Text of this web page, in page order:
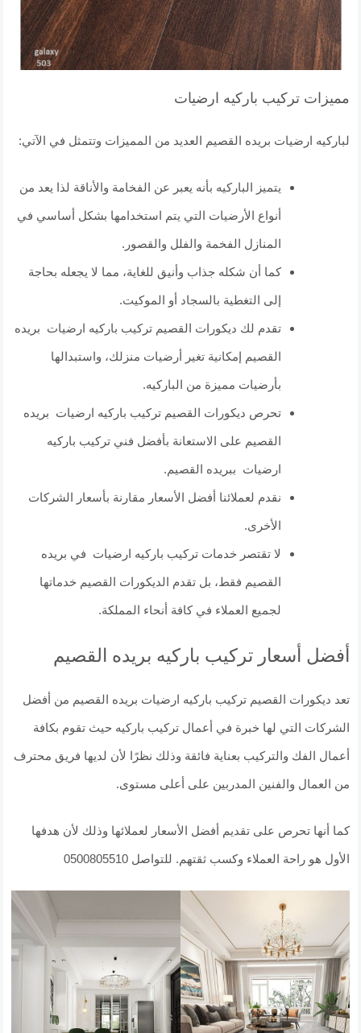
مميزات تركيب باركيه ارضيات
لباركيه ارضيات بريده القصيم العديد من المميزات وتتمثل في الآتي:
يتميز الباركيه بأنه يعبر عن الفخامة والأناقة لذا يعد من
أنواع الأرضيات التي يتم استخدامها بشكل أساسي في
المنازل الفخمة والفلل والقصور.
كما أن شكله جذاب وأنيق للغاية، مما لا يجعله بحاجة
إلى التغطية بالسجاد أو الموكيت.
تقدم لك ديكورات القصيم تركيب باركيه ارضيات بريده
القصيم إمكانية تغير أرضيات منزلك، واستبدالها
بأرضيات مميزة من الباركيه.
تحرص ديكورات القصيم تركيب باركيه ارضيات بريده
القصيم على الاستعانة بأفضل فني تركيب باركيه
ارضيات ببريده القصيم.
نقدم لعملائنا أفضل الأسعار مقارنة بأسعار الشركات
الأخرى.
لا تقتصر خدمات تركيب باركيه ارضيات في بريده
القصيم فقط، بل تقدم الديكورات القصيم خدماتها
لجميع العملاء في كافة أنحاء المملكة.
أفضل أسعار تركيب باركيه بريده القصيم
تعد ديكورات القصيم تركيب باركيه ارضيات بريده القصيم من أفضل
الشركات التي لها خبرة في أعمال تركيب باركيه حيث تقوم بكافة
أعمال الفك والتركيب بعناية فائقة وذلك نظرًا لأن لديها فريق محترف
من العمال والفنين المدربين على أعلى مستوى.
كما أنها تحرص على تقديم أفضل الأسعار لعملائها وذلك لأن هدفها
الأول هو راحة العملاء وكسب ثقتهم. للتواصل 0500805510